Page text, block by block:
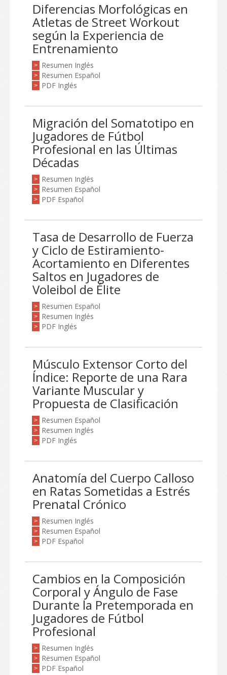
Diferencias Morfológicas en
Atletas de Street Workout
según la Experiencia de
Entrenamiento
> Resumen Inglés
> Resumen Español
> PDF Inglés
Migración del Somatotipo en
Jugadores de Fútbol
Profesional en las Últimas
Décadas
> Resumen Inglés
> Resumen Español
> PDF Español
Tasa de Desarrollo de Fuerza
y Ciclo de Estiramiento-
Acortamiento en Diferentes
Saltos en Jugadores de
Voleibol de Élite
> Resumen Español
> Resumen Inglés
> PDF Inglés
Músculo Extensor Corto del
Índice: Reporte de una Rara
Variante Muscular y
Propuesta de Clasificación
> Resumen Español
> Resumen Inglés
> PDF Inglés
Anatomía del Cuerpo Calloso
en Ratas Sometidas a Estrés
Prenatal Crónico
> Resumen Inglés
> Resumen Español
> PDF Español
Cambios en la Composición
Corporal y Ángulo de Fase
Durante la Pretemporada en
Jugadores de Fútbol
Profesional
> Resumen Inglés
> Resumen Español
> PDF Español